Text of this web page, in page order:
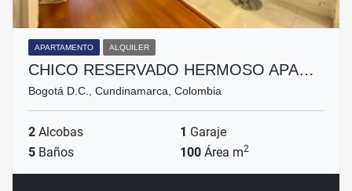
APARTAMENTO ALQUILER
CHICO RESERVADO HERMOSO APA…
Bogotá D.C., Cundinamarca, Colombia
2 Alcobas 1 Garaje
5 Baños 100 Área m2